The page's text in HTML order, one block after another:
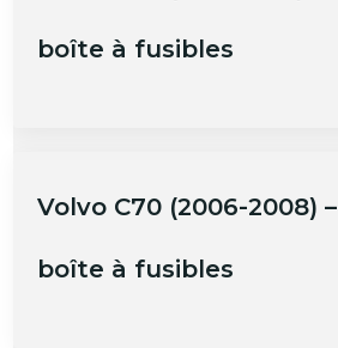
boîte à fusibles
Volvo C70 (2006-2008) –
boîte à fusibles